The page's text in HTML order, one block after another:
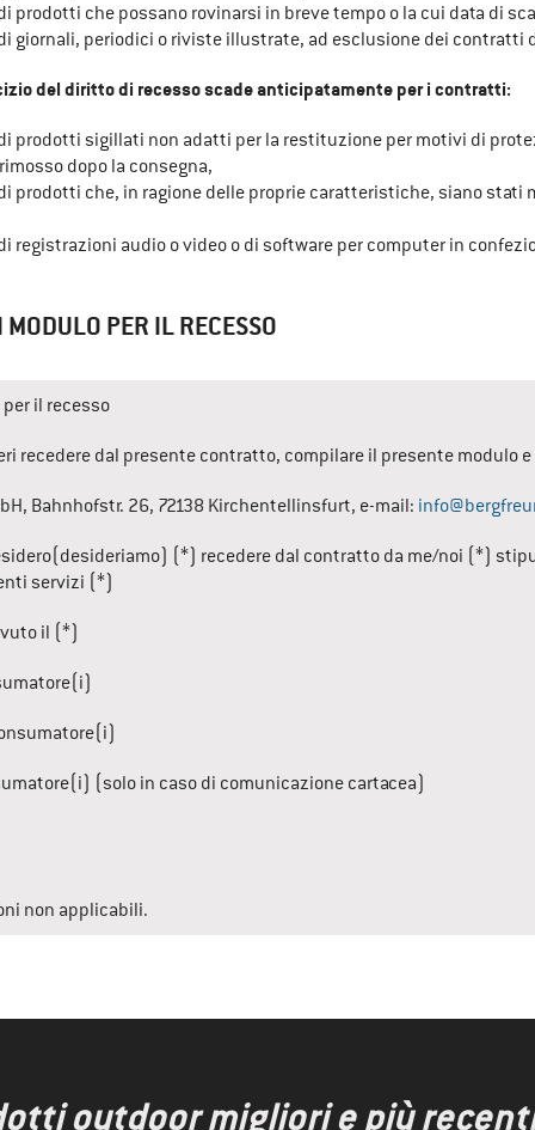
prodotti che possano rovinarsi in breve tempo o la cui data di
giornali, periodici o riviste illustrate, ad esclusione dei contratti
del diritto di recesso scade anticipatamente per i contratti:
prodotti sigillati non adatti per la restituzione per motivi di
dopo la consegna,
prodotti che, in ragione delle proprie caratteristiche, siano
registrazioni audio o video o di software per computer in
PER IL RECESSO
il recesso
recedere dal presente contratto, compilare il presente modulo
, Bahnhofstr. 26, 72138 Kirchentellinsfurt, e-mail:
(*) recedere dal contratto da me/noi (*)
servizi (*)
il (*)
(solo in caso di comunicazione cartacea)
non applicabili.
outdoor migliori e più